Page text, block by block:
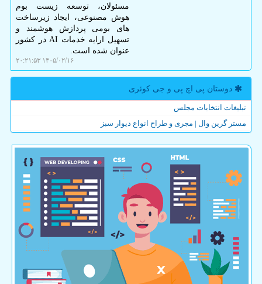
مسئولان، توسعه زیست بوم
هوش مصنوعی، ایجاد زیرساخت
های بومی پردازش هوشمند و
تسهیل ارایه خدمات AI در کشور
عنوان شده است.
۱۴۰۵/۰۲/۱۶ ۲۰:۲۱:۵۳
دوستان پی اچ پی و جی كوئری
تبلیغات انتخابات مجلس
مستر گرین وال | مجری و طراح انواع دیوار سبز